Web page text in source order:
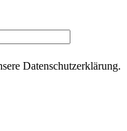
Datenschutzerklärung.